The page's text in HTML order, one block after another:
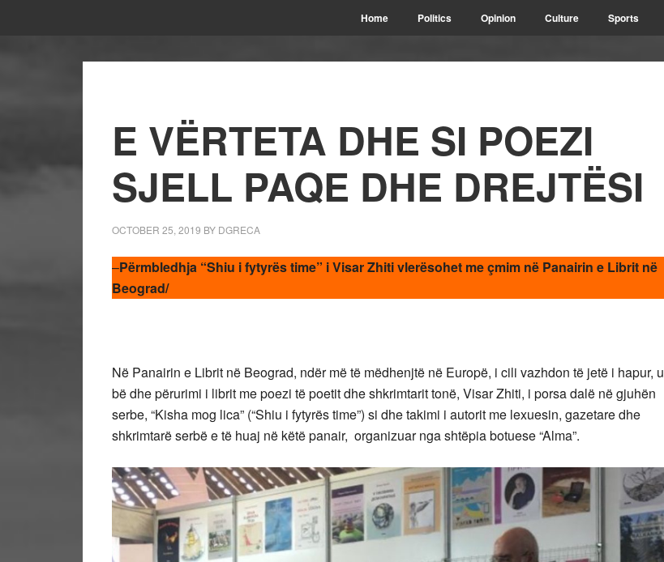
Home Politics Opinion Culture Sports
E VËRTETA DHE SI POEZI
SJELL PAQE DHE DREJTËSI
OCTOBER 25, 2019 BY DGRECA
–Përmbledhja “Shiu i fytyrës time” i Visar Zhiti vlerësohet me çmim në Panairin e Librit në
Beograd/
Në Panairin e Librit në Beograd, ndër më të mëdhenjtë në Europë, i cili vazhdon të jetë i hapur, u
bë dhe përurimi i librit me poezi të poetit dhe shkrimtarit tonë, Visar Zhiti, i porsa dalë në gjuhën
serbe, “Kisha mog lica” (“Shiu i fytyrës time”) si dhe takimi i autorit me lexuesin, gazetare dhe
shkrimtarë serbë e të huaj në këtë panair, organizuar nga shtëpia botuese “Alma”.